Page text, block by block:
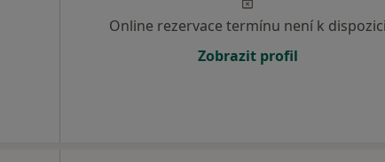
Online rezervace termínu není k dispozici
Zobrazit profil